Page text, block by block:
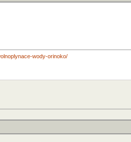
wody-orinoko/